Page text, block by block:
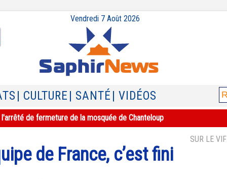
Vendredi 7 Août 2026
| CULTURE | SANTÉ | VIDÉOS
de fermeture de la mosquée de Chanteloup
SUR LE VIF
de France, c’est fini